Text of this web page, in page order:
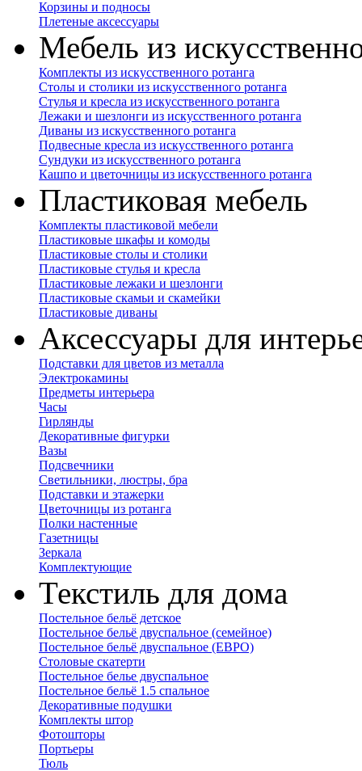
Корзины и подносы
Плетеные аксессуары
Мебель из
Комплекты из искусственного ротанга
Столы и столики из искусственного ротанга
Стулья и кресла из искусственного ротанга
Лежаки и шезлонги из искусственного ротанга
Диваны из искусственного ротанга
Подвесные кресла из искусственного ротанга
Сундуки из искусственного ротанга
Кашпо и цветочницы из искусственного ротанга
Пластиковая мебель
Комплекты пластиковой мебели
Пластиковые шкафы и комоды
Пластиковые столы и столики
Пластиковые стулья и кресла
Пластиковые лежаки и шезлонги
Пластиковые скамьи и скамейки
Пластиковые диваны
Аксессуары для
Подставки для цветов из металла
Электрокамины
Предметы интерьера
Часы
Гирлянды
Декоративные фигурки
Вазы
Подсвечники
Светильники, люстры, бра
Подставки и этажерки
Цветочницы из ротанга
Полки настенные
Газетницы
Зеркала
Комплектующие
Текстиль для дома
Постельное бельё детское
Постельное бельё двуспальное (семейное)
Постельное бельё двуспальное (ЕВРО)
Столовые скатерти
Постельное белье двуспальное
Постельное бельё 1.5 спальное
Декоративные подушки
Комплекты штор
Фотошторы
Портьеры
Тюль